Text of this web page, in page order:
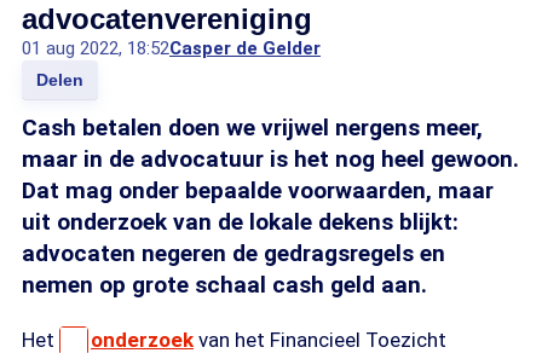
advocatenvereniging
01 aug 2022, 18:52Casper de Gelder
Delen
Cash betalen doen we vrijwel nergens meer,
maar in de advocatuur is het nog heel gewoon.
Dat mag onder bepaalde voorwaarden, maar
uit onderzoek van de lokale dekens blijkt:
advocaten negeren de gedragsregels en
nemen op grote schaal cash geld aan.
Het onderzoek van het Financieel Toezicht